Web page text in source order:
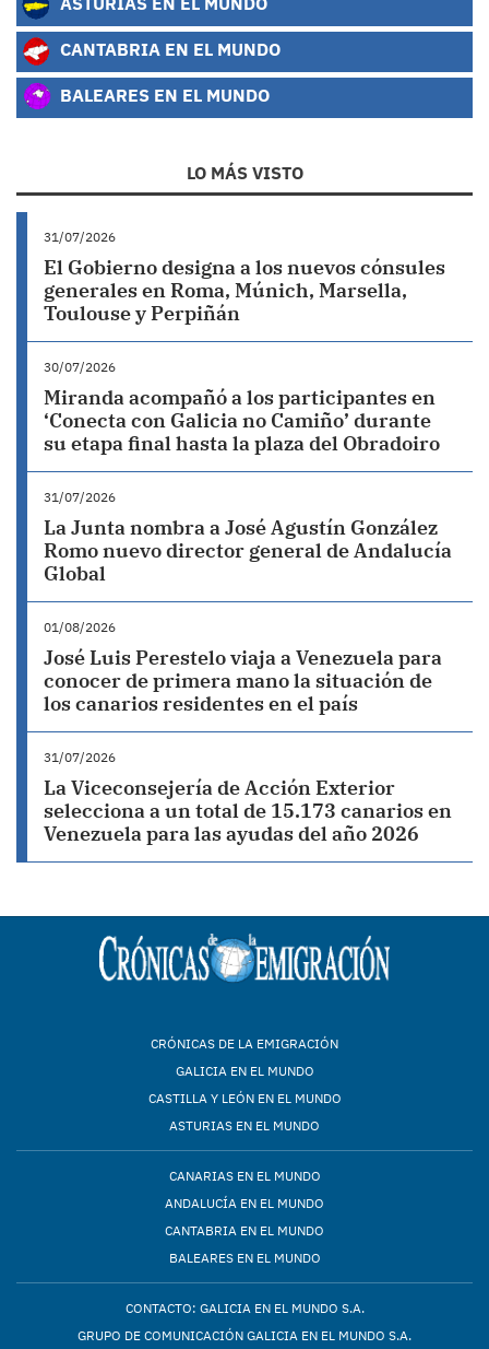
CANTABRIA EN EL MUNDO
BALEARES EN EL MUNDO
LO MÁS VISTO
31/07/2026
El Gobierno designa a los nuevos cónsules
generales en Roma, Múnich, Marsella,
Toulouse y Perpiñán
30/07/2026
Miranda acompañó a los participantes en
‘Conecta con Galicia no Camiño’ durante
su etapa final hasta la plaza del Obradoiro
31/07/2026
La Junta nombra a José Agustín González
Romo nuevo director general de Andalucía
Global
01/08/2026
José Luis Perestelo viaja a Venezuela para
conocer de primera mano la situación de
los canarios residentes en el país
31/07/2026
La Viceconsejería de Acción Exterior
selecciona a un total de 15.173 canarios en
Venezuela para las ayudas del año 2026
CRÓNICAS DE LA EMIGRACIÓN
GALICIA EN EL MUNDO
CASTILLA Y LEÓN EN EL MUNDO
ASTURIAS EN EL MUNDO
CANARIAS EN EL MUNDO
ANDALUCÍA EN EL MUNDO
CANTABRIA EN EL MUNDO
BALEARES EN EL MUNDO
CONTACTO: GALICIA EN EL MUNDO S.A.
GRUPO DE COMUNICACIÓN GALICIA EN EL MUNDO S.A.